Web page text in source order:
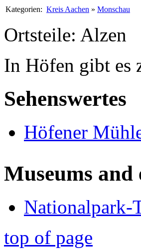
Kategorien: Kreis Aachen » Monschau
Ortsteile: Alzen
In Höfen gibt es
Sehenswertes
Höfener
Museums
Nationalpark-
top of page